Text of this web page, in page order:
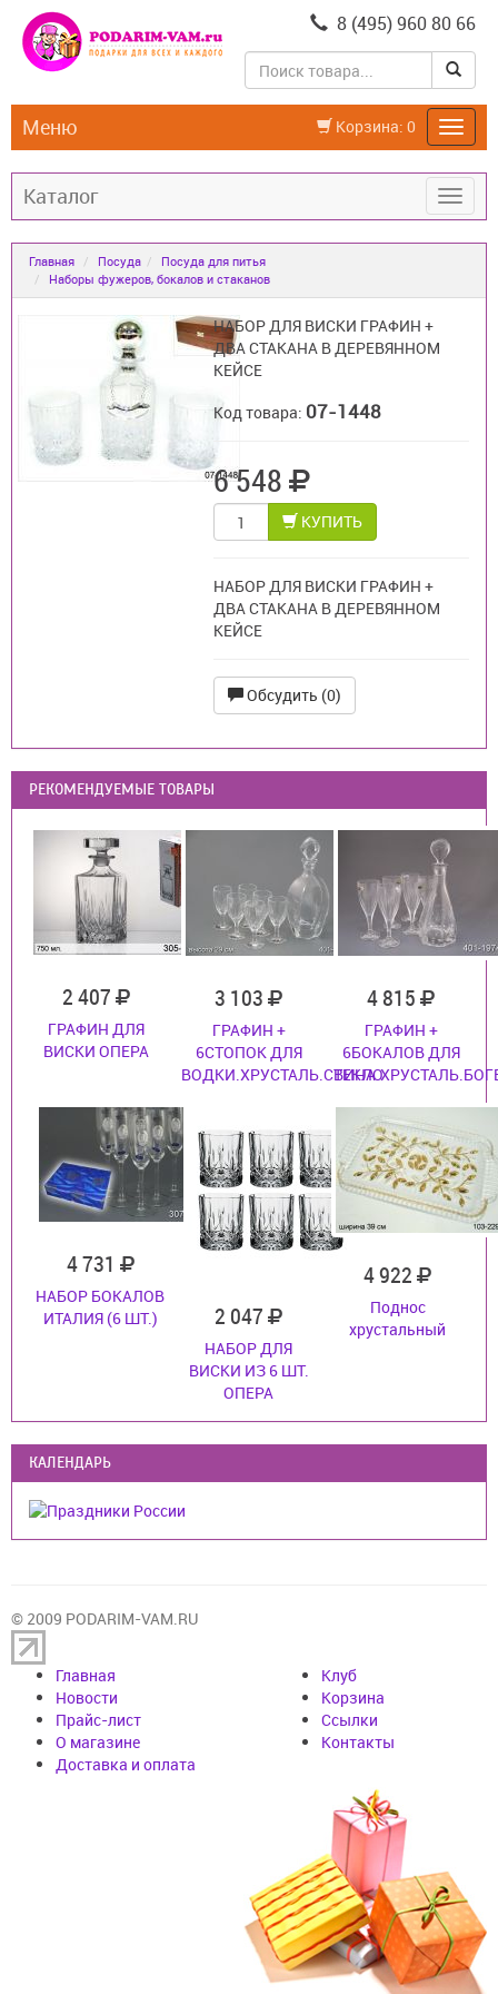
8 (495) 960 80 66
Корзина: 0
Меню
Каталог
Главная Посуда
Посуда для питья
Наборы фужеров, бокалов и стаканов
НАБОР ДЛЯ ВИСКИ ГРАФИН +
ДВА СТАКАНА В ДЕРЕВЯННОМ
КЕЙСЕ
Код товара: 07-1448
6 548
КУПИТЬ
НАБОР ДЛЯ ВИСКИ ГРАФИН +
ДВА СТАКАНА В ДЕРЕВЯННОМ
КЕЙСЕ
Обсудить (0)
РЕКОМЕНДУЕМЫЕ ТОВАРЫ
2 407
ГРАФИН ДЛЯ
ВИСКИ ОПЕРА
3 103
ГРАФИН +
6СТОПОК ДЛЯ
ВОДКИ.ХРУСТАЛЬ.СТЕКЛО
4 815
ГРАФИН +
6БОКАЛОВ ДЛЯ
4 731
НАБОР БОКАЛОВ
ИТАЛИЯ (6 ШТ.)
2 047
НАБОР ДЛЯ
ВИСКИ ИЗ 6 ШТ.
ОПЕРА
4 922
Поднос
хрустальный
КАЛЕНДАРЬ
© 2009 PODARIM-VAM.RU
Главная
Новости
Прайс-лист
О магазине
Доставка и оплата
Клуб
Корзина
Cсылки
Контакты